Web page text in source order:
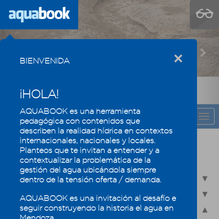
Previous
CAPÍTULO
Recursos hídricos de Mendoza en su
contexto regional
2.1 - Recursos hídricos superficiales
2.2 - Recursos hídricos subterráneos
2.3 - Humedales, un ecosistema especial
×
BIENVENIDA
¡HOLA!
AQUABOOK es una herramienta
pedagógica con contenidos que
describen la realidad hídrica en contextos
internacionales, nacionales y locales.
Planteos que te invitan a entender y a
contextualizar la problemática de la
gestión del agua ubicándola siempre
dentro de la tensión oferta / demanda.
AQUABOOK es una invitación al desafío e
seguir construyendo la historia el agua en